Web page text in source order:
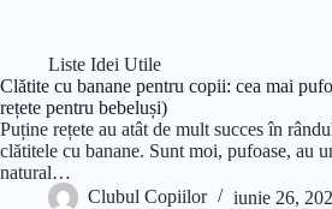
Liste Idei Utile
Clătite cu banane pentru copii: cea mai
rețete pentru bebeluși)
Puține rețete au atât de mult succes în
clătitele cu banane. Sunt moi, pufoase, au
natural…
Clubul Copiilor
iunie 26,